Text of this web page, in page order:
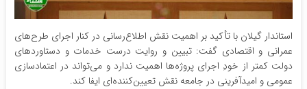
استاندار گیلان با تأکید بر اهمیت نقش اطلاع‌رسانی در کنار اجرای طرح‌های
عمرانی و اقتصادی گفت: تبیین و روایت درست خدمات و دستاوردهای
دولت کمتر از خودِ اجرای پروژه‌ها اهمیت ندارد و می‌تواند در اعتمادسازی
عمومی و امیدآفرینی در جامعه نقش تعیین‌کننده‌ای ایفا کند.